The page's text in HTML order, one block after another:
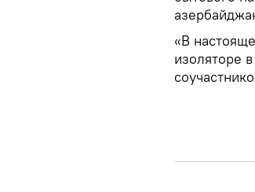
«В
изоляторе